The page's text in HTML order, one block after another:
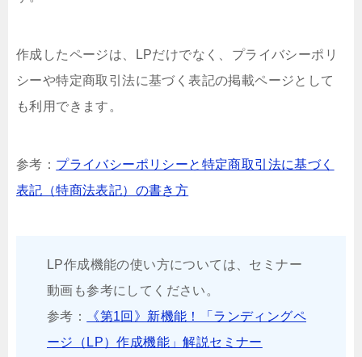
作成したページは、LPだけでなく、プライバシーポリ
シーや特定商取引法に基づく表記の掲載ページとして
も利用できます。
参考： プライバシーポリシーと特定商取引法に基づく
表記（特商法表記）の書き方
LP作成機能の使い方については、セミナー
動画も参考にしてください。
参考：
《第1回》新機能！「ランディングペ
ージ（LP）作成機能」解説セミナー